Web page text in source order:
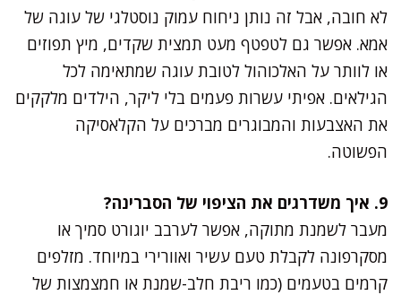
לא חובה, אבל זה נותן ניחוח עמוק נוסטלגי של עוגה של
אמא. אפשר גם לטפטף מעט תמצית שקדים, מיץ תפוזים
או לוותר על האלכוהול לטובת עוגה שמתאימה לכל
הגילאים. אפיתי עשרות פעמים בלי ליקר, הילדים מלקקים
את האצבעות והמבוגרים מברכים על הקלאסיקה
הפשוטה.
9. איך משדרגים את הציפוי של הסברינה?
מעבר לשמנת מתוקה, אפשר לערבב יוגורט סמיך או
מסקרפונה לקבלת טעם עשיר ואוורירי במיוחד. מזלפים
קרמים בטעמים (כמו ריבת חלב-שמנת או חמצמצות של